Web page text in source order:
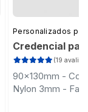
Personalizados
Credencial
(19
90x130mm -
Nylon 3mm -